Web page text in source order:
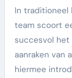
In traditioneel
team scoort
succesvol
aanraken van
hiermee